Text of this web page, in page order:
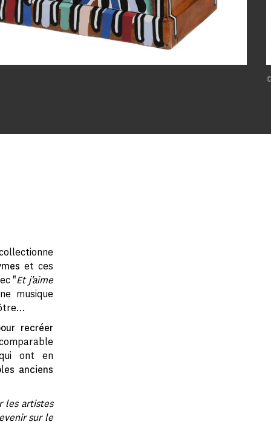
et ces
"Et j'aime
musique
recréer
ont en
anciens
les artistes
sur le